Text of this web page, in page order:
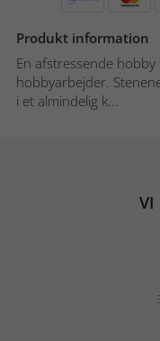
Produkt information
En afstressende
hobbyarbejder.
i et almindelig k...
VI